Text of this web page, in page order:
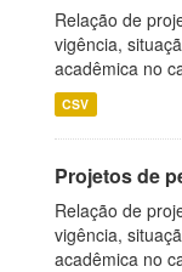
Relação de
vigência,
acadêmica no
CSV
Projetos de
Relação de
vigência,
acadêmica no